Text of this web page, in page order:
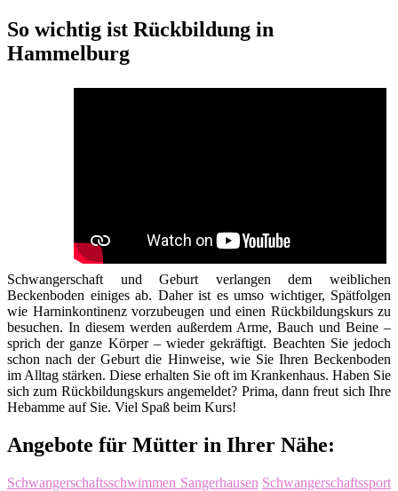
So wichtig ist Rückbildung in
Hammelburg
Schwangerschaft und Geburt verlangen dem weiblichen
Beckenboden einiges ab. Daher ist es umso wichtiger, Spätfolgen
wie Harninkontinenz vorzubeugen und einen Rückbildungskurs zu
besuchen. In diesem werden außerdem Arme, Bauch und Beine –
sprich der ganze Körper – wieder gekräftigt. Beachten Sie jedoch
schon nach der Geburt die Hinweise, wie Sie Ihren Beckenboden
im Alltag stärken. Diese erhalten Sie oft im Krankenhaus. Haben Sie
sich zum Rückbildungskurs angemeldet? Prima, dann freut sich Ihre
Hebamme auf Sie. Viel Spaß beim Kurs!
Angebote für Mütter in Ihrer Nähe:
Schwangerschaftsschwimmen Sangerhausen Schwangerschaftssport